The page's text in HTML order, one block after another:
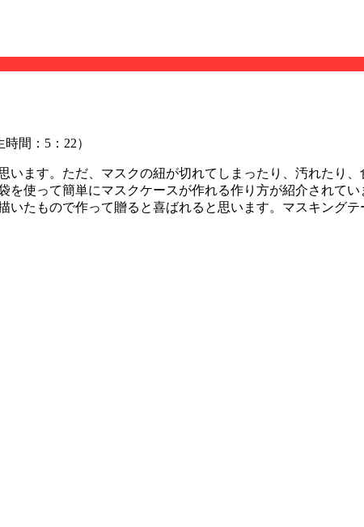
間：5：22）
ます。ただ、マスクの紐が切れてしまったり、汚れたり
使って簡単にマスクケースが作れる作り方が紹介されて
たもので作って贈ると喜ばれると思います。マスキングテ